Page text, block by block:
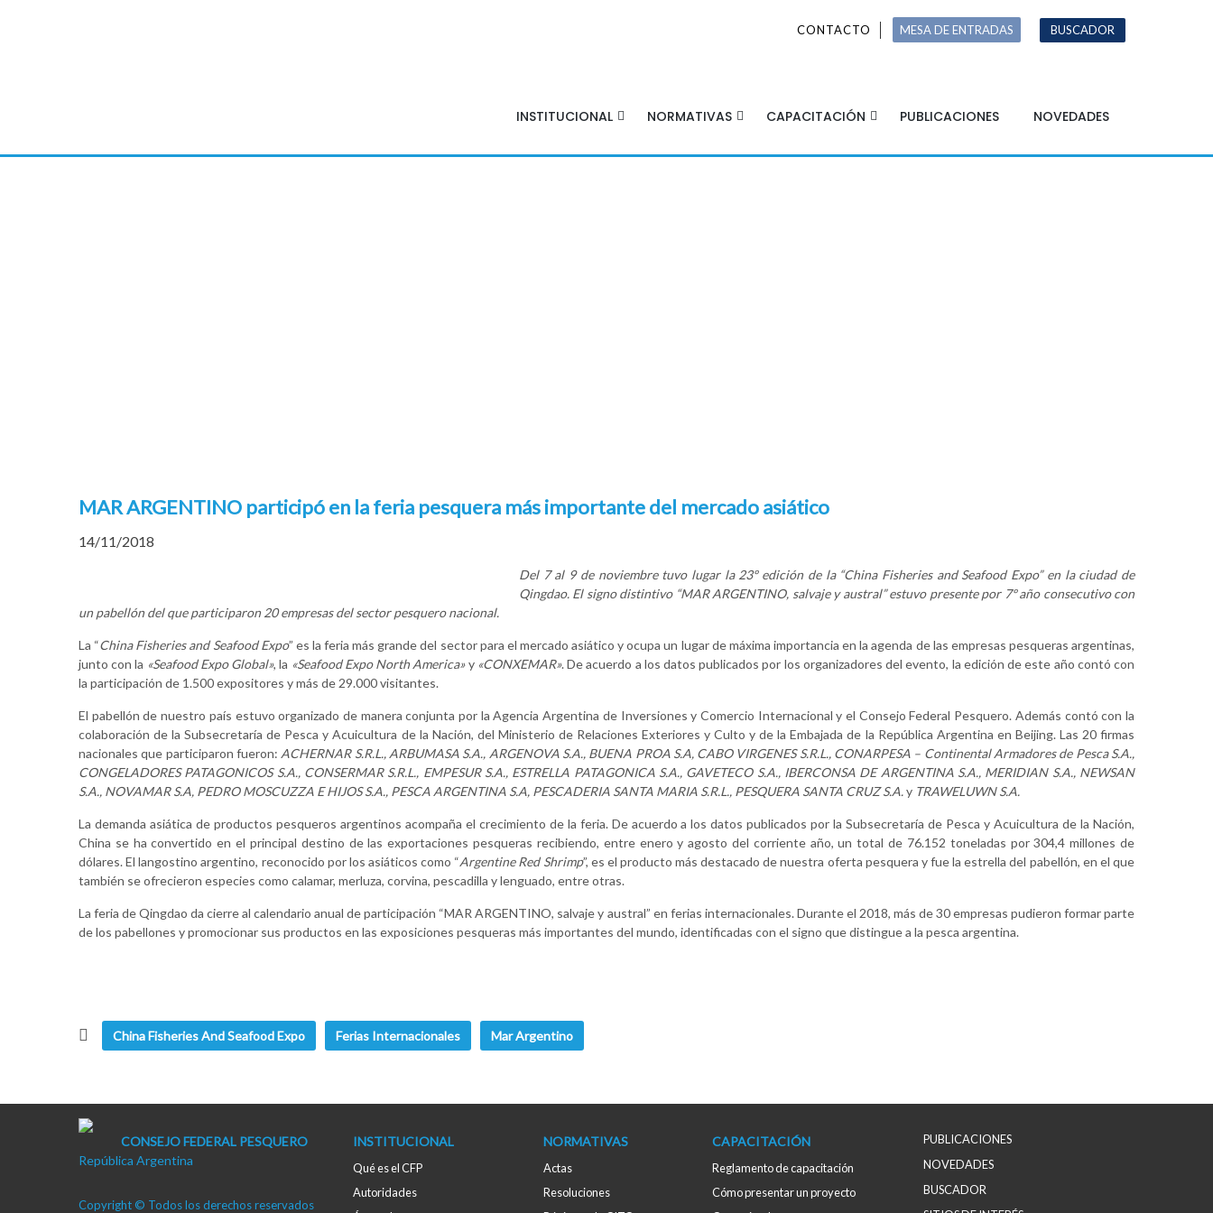
CONTACTO MESA DE ENTRADAS BUSCADOR
INSTITUCIONAL NORMATIVAS CAPACITACIÓN PUBLICACIONES NOVEDADES
MAR ARGENTINO participó en la feria pesquera más importante del mercado asiático
14/11/2018
Del 7 al 9 de noviembre tuvo lugar la 23º edición de la “China Fisheries and Seafood Expo” en la ciudad de
Qingdao. El signo distintivo “MAR ARGENTINO, salvaje y austral” estuvo presente por 7º año consecutivo con
un pabellón del que participaron 20 empresas del sector pesquero nacional.
La “China Fisheries and Seafood Expo” es la feria más grande del sector para el mercado asiático y ocupa un lugar de máxima importancia en la agenda de las empresas pesqueras argentinas,
junto con la «Seafood Expo Global», la «Seafood Expo North America»y «CONXEMAR». De acuerdo a los datos publicados por los organizadores del evento, la edición de este año contó con
la participación de 1.500 expositores y más de 29.000 visitantes.
El pabellón de nuestro país estuvo organizado de manera conjunta por la Agencia Argentina de Inversiones y Comercio Internacional y el Consejo Federal Pesquero. Además contó con la
colaboración de la Subsecretaría de Pesca y Acuicultura de la Nación, del Ministerio de Relaciones Exteriores y Culto y de la Embajada de la República Argentina en Beijing. Las 20 firmas
nacionales que participaron fueron: ACHERNAR S.R.L., ARBUMASA S.A., ARGENOVA S.A., BUENA PROA S.A, CABO VIRGENES S.R.L., CONARPESA – Continental Armadores de Pesca S.A.,
CONGELADORES PATAGONICOS S.A., CONSERMAR S.R.L., EMPESUR S.A., ESTRELLA PATAGONICA S.A., GAVETECO S.A., IBERCONSA DE ARGENTINA S.A., MERIDIAN S.A., NEWSAN
S.A., NOVAMAR S.A, PEDRO MOSCUZZA E HIJOS S.A., PESCA ARGENTINA S.A, PESCADERIA SANTA MARIA S.R.L., PESQUERA SANTA CRUZ S.A.y TRAWELUWN S.A.
La demanda asiática de productos pesqueros argentinos acompaña el crecimiento de la feria. De acuerdo a los datos publicados por la Subsecretaría de Pesca y Acuicultura de la Nación,
China se ha convertido en el principal destino de las exportaciones pesqueras recibiendo, entre enero y agosto del corriente año, un total de 76.152 toneladas por 304,4 millones de
dólares. El langostino argentino, reconocido por los asiáticos como “Argentine Red Shrimp”, es el producto más destacado de nuestra oferta pesquera y fue la estrella del pabellón, en el que
también se ofrecieron especies como calamar, merluza, corvina, pescadilla y lenguado, entre otras.
La feria de Qingdao da cierre al calendario anual de participación “MAR ARGENTINO, salvaje y austral” en ferias internacionales. Durante el 2018, más de 30 empresas pudieron formar parte
de los pabellones y promocionar sus productos en las exposiciones pesqueras más importantes del mundo, identificadas con el signo que distingue a la pesca argentina.
China Fisheries And Seafood Expo Ferias Internacionales Mar Argentino
INSTITUCIONAL
Qué es el CFP
Autoridades
NORMATIVAS
Actas
Resoluciones
CAPACITACIÓN
Reglamento de capacitación
Cómo presentar un proyecto
PUBLICACIONES
NOVEDADES
BUSCADOR
CONSEJO FEDERAL PESQUERO
República Argentina
Copyright © Todos los derechos reservados